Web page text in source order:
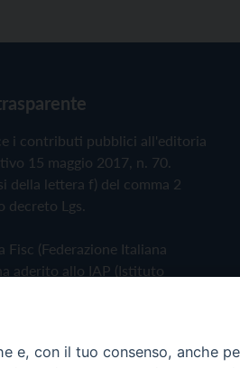
i contributi pubblici all'editoria
15 maggio 2017, n. 70.
della lettera f) del comma 2
decreto Lgs.
(Federazione Italiana
aderito allo IAP (Istituto
Policy
e, con il tuo consenso, anche